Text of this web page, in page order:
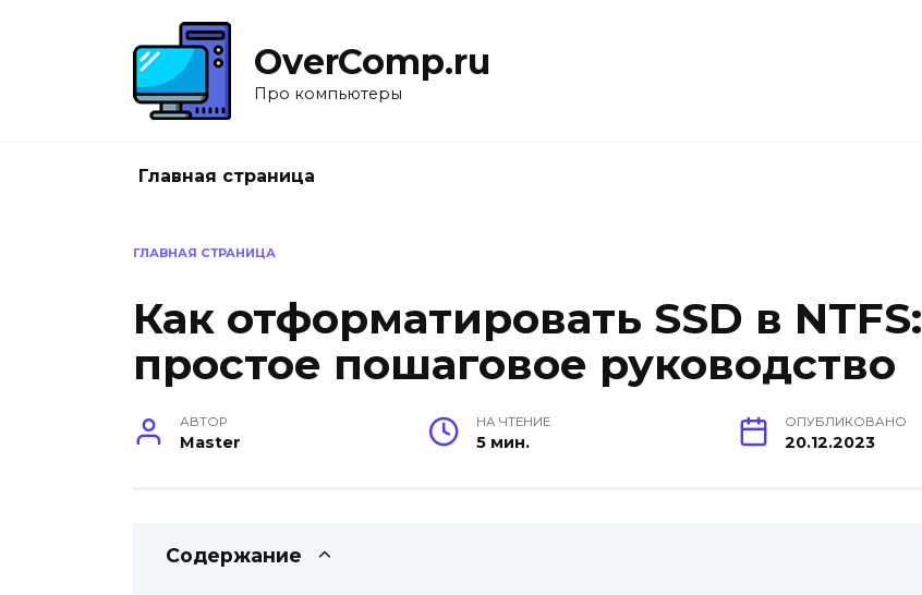
OverComp.ru
Про компьютеры
Главная страница
ГЛАВНАЯ СТРАНИЦА
Как отформатировать SSD в NTFS:
простое пошаговое руководство
АВТОР
Master
НА ЧТЕНИЕ
5 мин.
ОПУБЛИКОВАНО
20.12.2023
Содержание